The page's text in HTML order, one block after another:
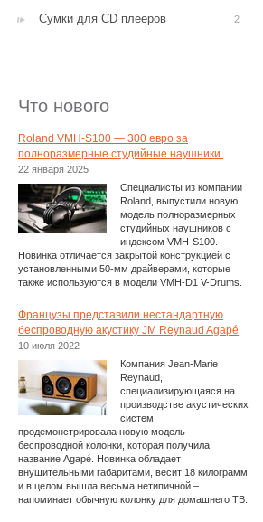
Сумки для CD плееров 2
Что нового
Roland VMH-S100 — 300 евро за
полноразмерные студийные наушники.
22 января 2025
Специалисты из компании
Roland, выпустили новую
модель полноразмерных
студийных наушников с
индексом VMH-S100.
Новинка отличается закрытой конструкцией с
установленными 50-мм драйверами, которые
также используются в модели VMH-D1 V-Drums.
Французы представили нестандартную
беспроводную акустику JM Reynaud Agapé
10 июля 2022
Компания Jean-Marie
Reynaud,
специализирующаяся на
производстве акустических
систем,
продемонстрировала новую модель
беспроводной колонки, которая получила
название Agapé. Новинка обладает
внушительными габаритами, весит 18 килограмм
и в целом вышла весьма нетипичной –
напоминает обычную колонку для домашнего ТВ.